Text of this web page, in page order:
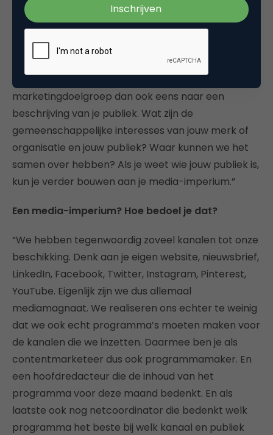
“Als je contentmarketing in wilt zetten, heb je
besloten om met content (tekst, audio, video) je
boodschap over te brengen. En daarvoor heb je
dus lezers, kijkers en luisteraars nodig. Kortom: een
publiek. Vertaal de kenmerken van je
marketingdoelgroep dan ook eens naar een
beschrijving van je publiek. Wat zijn de
gemeenschappelijke interesses van jouw merk of
organisatie en jouw publiek? Waar kunnen we het
samen over hebben? Als je weet wie jouw publiek is,
kun je verder bouwen aan je media-imperium.”
Een media-imperium? Hoe bedoel je dat?
“We hebben tegenwoordig zoveel kanalen tot onze
beschikking. Denk aan je eigen website, nieuwsbrief,
LinkedIn, Facebook, Twitter, Instagram, Pinterest,
YouTube. Eigenlijk zijn we dus allemaal
mediamagnaat. We realiseren ons echter te weinig
dat we ook echt programma’s moeten maken voor
de kanalen die we inzetten. Daarmee ben je als
contentmarketeer dus ook programmamaker. En
een hoofdredacteur die de inhoud van het
programma voor deze maand bedenkt. En als
laatste ook nog netcoordinator die bedenkt welk
programma het beste bij welk kanaal en publiek